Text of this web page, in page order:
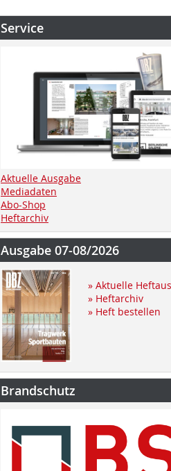
Service
Aktuelle Ausgabe
Mediadaten
Abo-Shop
Heftarchiv
Ausgabe 07-08/2026
» Aktuelle
» Heftarchiv
» Heft bestellen
Brandschutz